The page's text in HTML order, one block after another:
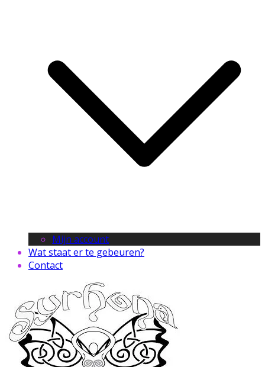
Mijn account
Wat staat er te gebeuren?
Contact